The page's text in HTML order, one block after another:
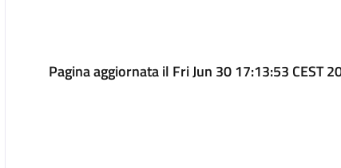
Pagina aggiornata il Fri Jun 30 17:13:53 CEST